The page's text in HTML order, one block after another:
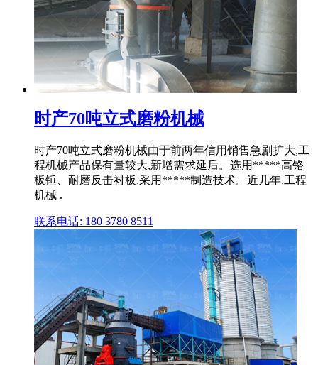
时产70吨立式磨粉机械
时产70吨立式磨粉机械由于前两年信用销售急剧扩大,工
程机械产品保有量较大,新增需求延后。选用*****高铬
板锤、耐磨反击衬板,采用*****制造技术。近几年,工程
机械 .
联系电话: 180 3780 8511